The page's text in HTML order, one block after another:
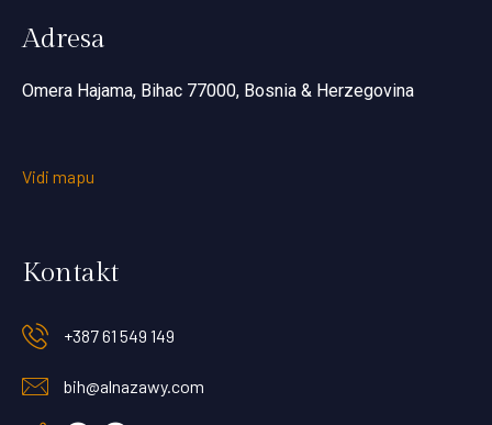
Adresa
Omera Hajama, Bihac 77000, Bosnia & Herzegovina
Vidi mapu
Kontakt
+387 61 549 149
bih@alnazawy.com